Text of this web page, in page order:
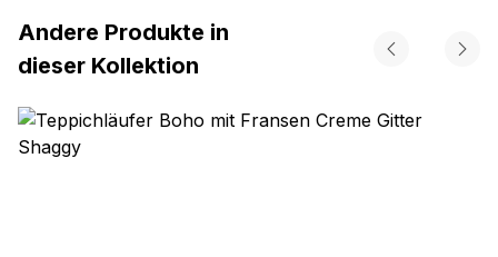
Andere Produkte in
dieser Kollektion